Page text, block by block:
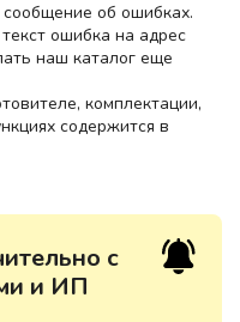
об ошибках.
ошибка на адрес
наш каталог еще
комплектации,
содержится в
с
и ИП